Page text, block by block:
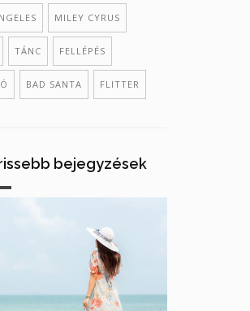
MILEY CYRUS
TÁNC FELLÉPÉS
BAD SANTA FLITTER
bejegyzések